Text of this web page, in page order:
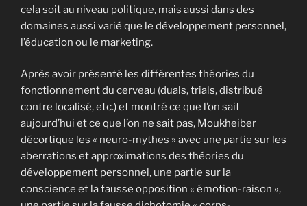
cela soit au niveau politique, mais aussi dans des
domaines aussi varié que le développement personnel,
l’éducation ou le marketing.
Après avoir présenté les différentes théories du
fonctionnement du cerveau (duals, trials, distribué
contre localisé, etc.) et montré ce que l’on sait
aujourd’hui et ce que l’on ne sait pas, Moukheiber
décortique les « neuro-mythes » avec une partie sur les
aberrations et approximations des théories du
développement personnel, une partie sur la
conscience et la fausse opposition « émotion-raison »,